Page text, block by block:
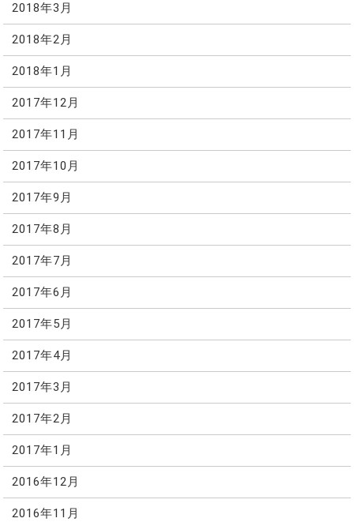
2018年3月
2018年2月
2018年1月
2017年12月
2017年11月
2017年10月
2017年9月
2017年8月
2017年7月
2017年6月
2017年5月
2017年4月
2017年3月
2017年2月
2017年1月
2016年12月
2016年11月